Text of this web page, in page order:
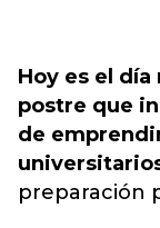
Hoy es el
postre que
de
preparación